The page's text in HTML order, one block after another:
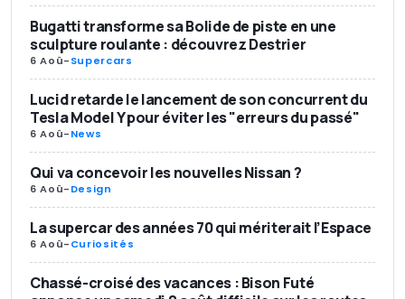
Bugatti transforme sa Bolide de piste en une
sculpture roulante : découvrez Destrier
6 Aoû-Supercars
Lucid retarde le lancement de son concurrent du
Tesla Model Y pour éviter les "erreurs du passé"
6 Aoû-News
Qui va concevoir les nouvelles Nissan ?
6 Aoû-Design
La supercar des années 70 qui mériterait l’Espace
6 Aoû-Curiosités
Chassé-croisé des vacances : Bison Futé